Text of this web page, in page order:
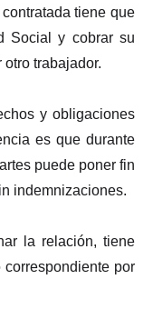
tiene que
Social y cobrar su
trabajador.
y obligaciones
es que durante
puede poner fin
indemnizaciones.
la relación, tiene
por